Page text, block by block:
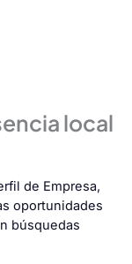
local
de Empresa,
oportunidades
búsquedas